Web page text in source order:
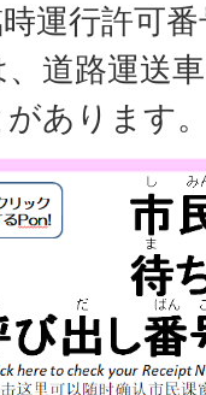
運行許可
道路運送
あります